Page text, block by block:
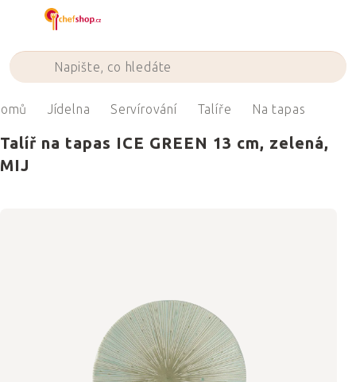
Jídelna Servírování Talíře Na tapas
Talíř na tapas ICE GREEN 13 cm, zelená,
MIJ